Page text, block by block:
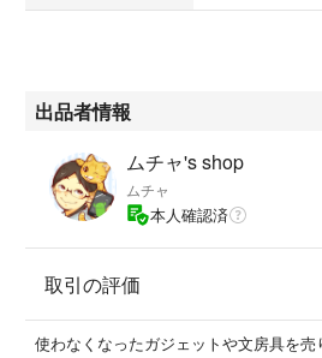
出品者情報
ムチャ's shop
ムチャ
本人確認済
取引の評価
使わなくなったガジェットや文房具を売